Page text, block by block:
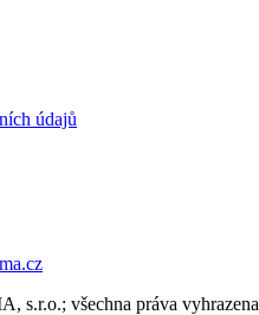
údajů
s.r.o.; všechna práva vyhrazena